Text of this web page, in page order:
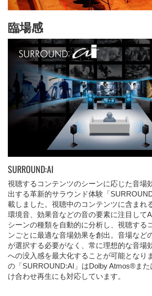
臨場感
SURROUND:AI
視聴するコンテンツのシーンに応じた音場
出する革新的サラウンド体験「
載しました。視聴中のコンテンツに含まれ
環境音、効果音などの音の要素に注目して
シーンの種類を自動的に分析し、視聴する
ンごとに最適な音場効果を創出。音場など
が選択する必要がなく、常に理想的な音場
への没入感を最大化することが可能となり
の「SURROUND:AI」はDolby Atmos®ま
け合わせ再生にも対応しています。